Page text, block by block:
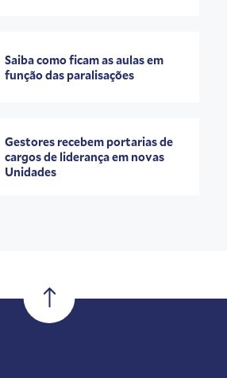
Saiba como ficam as aulas em
função das paralisações
Gestores recebem portarias de
cargos de liderança em novas
Unidades